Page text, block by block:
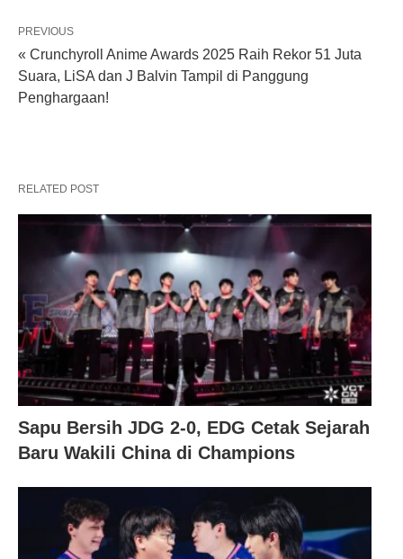
PREVIOUS
« Crunchyroll Anime Awards 2025 Raih Rekor 51 Juta
Suara, LiSA dan J Balvin Tampil di Panggung
Penghargaan!
RELATED POST
Sapu Bersih JDG 2-0, EDG Cetak Sejarah
Baru Wakili China di Champions